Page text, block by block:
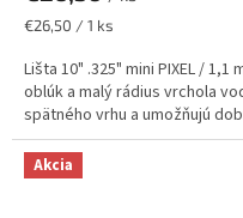
Jednotková
€26,50 / 1 ks
Lišta 10" .325" mini PIXEL /
oblúk a malý rádius vrchola
spätného vrhu a umožňujú
Akcia